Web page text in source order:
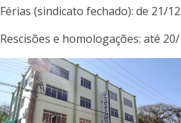
Férias (sindicato fechado): de 21/
Rescisões e homologações: até